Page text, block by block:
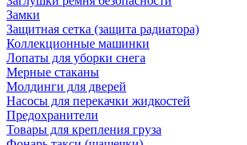
Замки
Защитная сетка (защита радиатора)
Коллекционные машинки
Лопаты для уборки снега
Мерные стаканы
Молдинги для дверей
Насосы для перекачки жидкостей
Предохранители
Товары для крепления груза